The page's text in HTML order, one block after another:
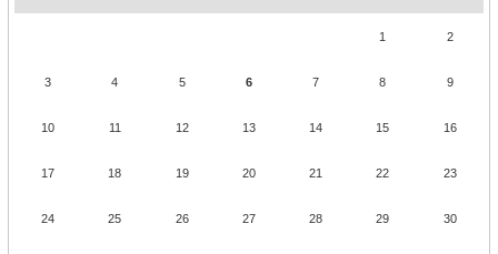
1 2
3 4 5 6 7 8 9
10 11 12 13 14 15 16
17 18 19 20 21 22 23
24 25 26 27 28 29 30